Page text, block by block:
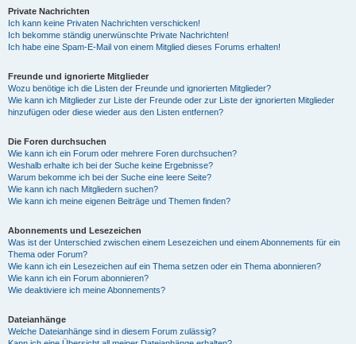
Private Nachrichten
Ich kann keine Privaten Nachrichten verschicken!
Ich bekomme ständig unerwünschte Private Nachrichten!
Ich habe eine Spam-E-Mail von einem Mitglied dieses Forums erhalten!
Freunde und ignorierte Mitglieder
Wozu benötige ich die Listen der Freunde und ignorierten Mitglieder?
Wie kann ich Mitglieder zur Liste der Freunde oder zur Liste der ignorierten Mitglieder
hinzufügen oder diese wieder aus den Listen entfernen?
Die Foren durchsuchen
Wie kann ich ein Forum oder mehrere Foren durchsuchen?
Weshalb erhalte ich bei der Suche keine Ergebnisse?
Warum bekomme ich bei der Suche eine leere Seite?
Wie kann ich nach Mitgliedern suchen?
Wie kann ich meine eigenen Beiträge und Themen finden?
Abonnements und Lesezeichen
Was ist der Unterschied zwischen einem Lesezeichen und einem Abonnements für ein
Thema oder Forum?
Wie kann ich ein Lesezeichen auf ein Thema setzen oder ein Thema abonnieren?
Wie kann ich ein Forum abonnieren?
Wie deaktiviere ich meine Abonnements?
Dateianhänge
Welche Dateianhänge sind in diesem Forum zulässig?